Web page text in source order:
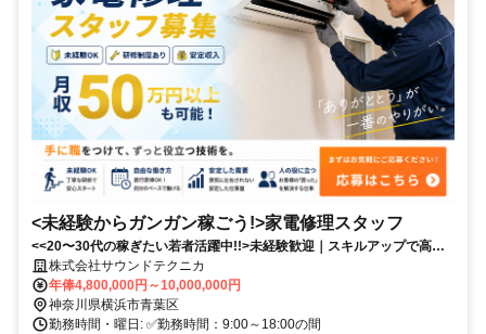
<未経験からガンガン稼ごう!>家電修理スタッフ
<<20〜30代の稼ぎたい若者活躍中!!>未経験歓迎｜スキルアップで高収
入｜営業活動なし｜安定した案件数｜ノルマなし！
株式会社サウンドテクニカ
年俸4,800,000円～10,000,000円
神奈川県横浜市青葉区
勤務時間・曜日: ✅️勤務時間：9:00～18:00の間